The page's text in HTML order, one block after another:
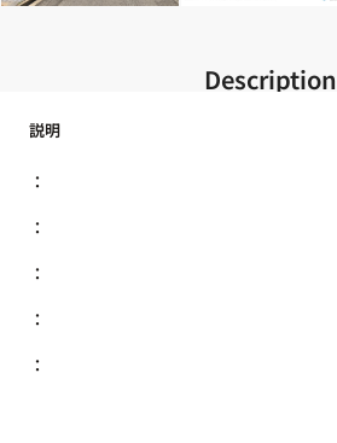
Description
説明
：
：
：
：
：